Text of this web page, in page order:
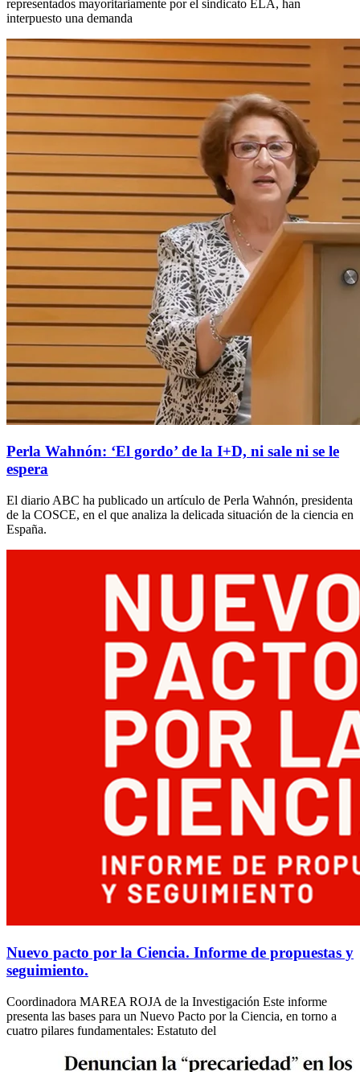
representados mayoritariamente por el sindicato ELA, han
interpuesto una demanda
Perla Wahnón: ‘El gordo’ de la I+D, ni sale ni se le
espera
El diario ABC ha publicado un artículo de Perla Wahnón, presidenta
de la COSCE, en el que analiza la delicada situación de la ciencia en
España.
Nuevo pacto por la Ciencia. Informe de propuestas y
seguimiento.
Coordinadora MAREA ROJA de la Investigación Este informe
presenta las bases para un Nuevo Pacto por la Ciencia, en torno a
cuatro pilares fundamentales: Estatuto del